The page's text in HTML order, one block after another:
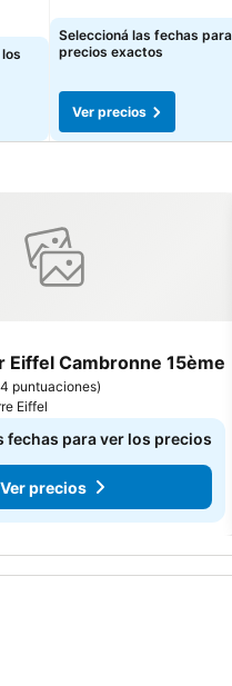
Seleccioná las fechas
precios exactos
Ver precios
Eiffel Cambronne 15ème
puntuaciones)
Eiffel
fechas para ver los precios
Ver precios